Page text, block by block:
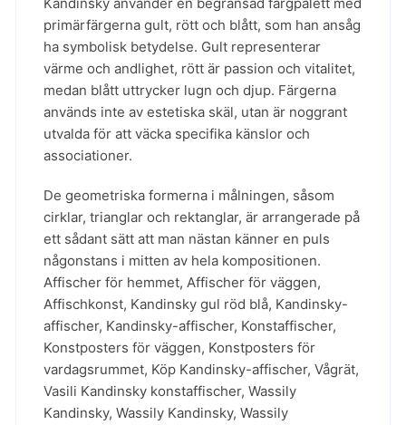
Kandinsky använder en begränsad färgpalett med
primärfärgerna gult, rött och blått, som han ansåg
ha symbolisk betydelse. Gult representerar
värme och andlighet, rött är passion och vitalitet,
medan blått uttrycker lugn och djup. Färgerna
används inte av estetiska skäl, utan är noggrant
utvalda för att väcka specifika känslor och
associationer.
De geometriska formerna i målningen, såsom
cirklar, trianglar och rektanglar, är arrangerade på
ett sådant sätt att man nästan känner en puls
någonstans i mitten av hela kompositionen.
Affischer för hemmet,Affischer för väggen,
Affischkonst, Kandinsky gul röd blå, Kandinsky-
affischer, Kandinsky-affischer, Konstaffischer,
Konstposters för väggen, Konstposters för
vardagsrummet, Köp Kandinsky-affischer,Vågrät,
Vasili Kandinsky konstaffischer,Wassily
Kandinsky,Wassily Kandinsky,Wassily